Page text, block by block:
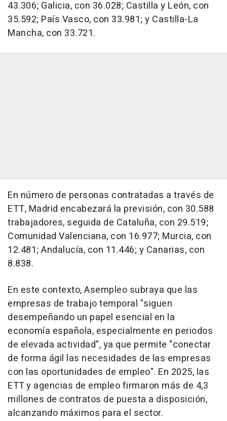
43.306; Galicia, con 36.028; Castilla y León, con
35.592; País Vasco, con 33.981; y Castilla-La
Mancha, con 33.721.
En número de personas contratadas a través de
ETT, Madrid encabezará la previsión, con 30.588
trabajadores, seguida de Cataluña, con 29.519;
Comunidad Valenciana, con 16.977; Murcia, con
12.481; Andalucía, con 11.446; y Canarias, con
8.838.
En este contexto, Asempleo subraya que las
empresas de trabajo temporal "siguen
desempeñando un papel esencial en la
economía española, especialmente en periodos
de elevada actividad", ya que permite "conectar
de forma ágil las necesidades de las empresas
con las oportunidades de empleo". En 2025, las
ETT y agencias de empleo firmaron más de 4,3
millones de contratos de puesta a disposición,
alcanzando máximos para el sector.